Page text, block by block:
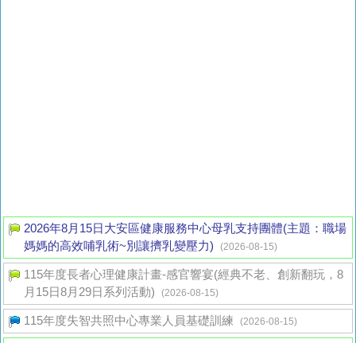
2026年8月15日大安區健康服務中心母乳支持團體(主題：職場
媽媽的高效哺乳術~別讓擠乳變壓力)
(2026-08-15)
115年度長者心理健康計畫-感官響宴(經典不老、創新翻玩，8
月15日8月29日系列活動)
(2026-08-15)
115年度失智共照中心專業人員基礎訓練 (2026-08-15)